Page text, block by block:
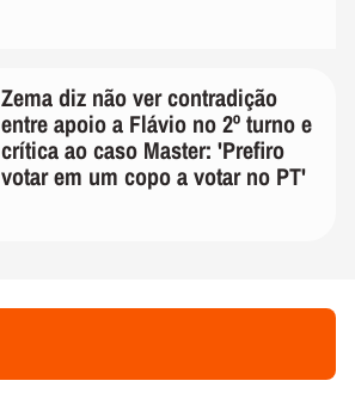
Zema diz não ver contradição
entre apoio a Flávio no 2º turno e
crítica ao caso Master: 'Prefiro
votar em um copo a votar no PT'